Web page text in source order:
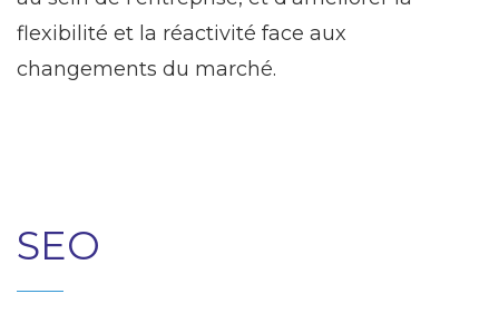
flexibilité et la réactivité face aux
changements du marché.
SEO